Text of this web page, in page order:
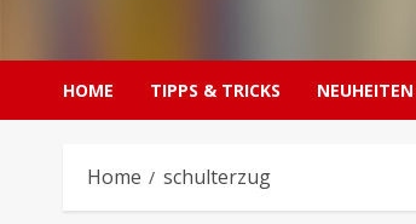
HOME TIPPS & TRICKS NEUHEITEN
Home schulterzug